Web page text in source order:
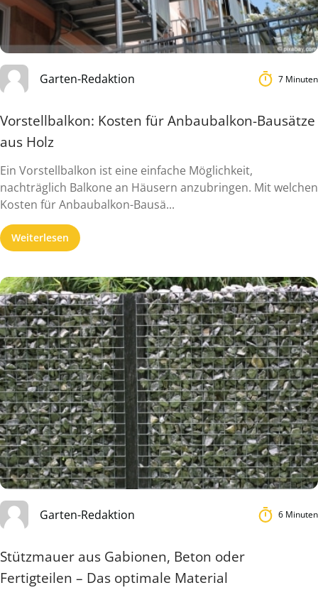
Garten-Redaktion 7 Minuten
Vorstellbalkon: Kosten für Anbaubalkon-Bausätze
aus Holz
Ein Vorstellbalkon ist eine einfache Möglichkeit,
nachträglich Balkone an Häusern anzubringen. Mit welchen
Kosten für Anbaubalkon-Bausä...
Weiterlesen
Garten-Redaktion 6 Minuten
Stützmauer aus Gabionen, Beton oder
Fertigteilen – Das optimale Material